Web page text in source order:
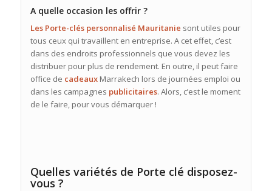
A quelle occasion les offrir ?
Les Porte-clés personnalisé Mauritanie sont utiles pour
tous ceux qui travaillent en entreprise. A cet effet, c’est
dans des endroits professionnels que vous devez les
distribuer pour plus de rendement. En outre, il peut faire
office de cadeauxMarrakech lors de journées emploi ou
dans les campagnes publicitaires. Alors, c’est le moment
de le faire, pour vous démarquer !
Quelles variétés de Porte clé disposez-
vous ?